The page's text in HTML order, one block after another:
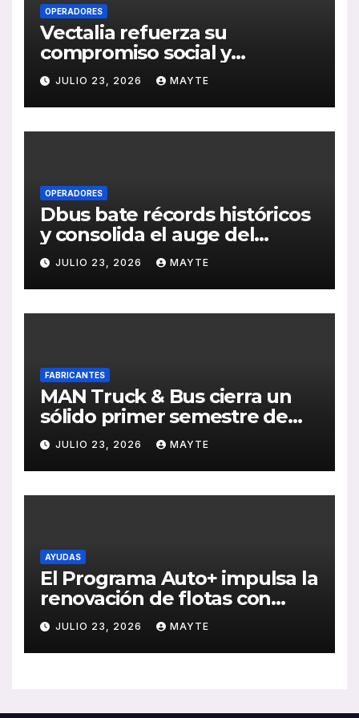
OPERADORES
Vectalia refuerza su
compromiso social y
medioambiental con la
publicación de su Memoria
de RSC 2025
JULIO 23, 2026 MAYTE
OPERADORES
Dbus bate récords históricos
y consolida el auge del
transporte público en San
Sebastián
JULIO 23, 2026 MAYTE
FABRICANTES
MAN Truck & Bus cierra un
sólido primer semestre de
2026 con crecimiento en
ventas, pedidos y
rentabilidad
JULIO 23, 2026 MAYTE
AYUDAS
El Programa Auto+ impulsa la
renovación de flotas con
ayudas a vehículos eléctricos
ligeros
JULIO 23, 2026 MAYTE